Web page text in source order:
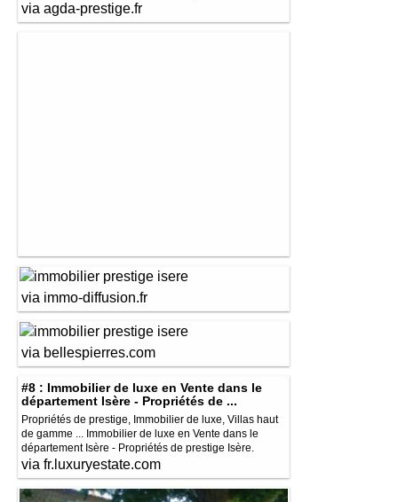
via agda-prestige.fr
via immo-diffusion.fr
via bellespierres.com
#8 : Immobilier de luxe en Vente dans le
département Isère - Propriétés de ...
Propriétés de prestige, Immobilier de luxe, Villas haut
de gamme ... Immobilier de luxe en Vente dans le
département Isère - Propriétés de prestige Isère.
via fr.luxuryestate.com